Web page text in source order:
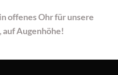
offenes Ohr für unsere
Augenhöhe!